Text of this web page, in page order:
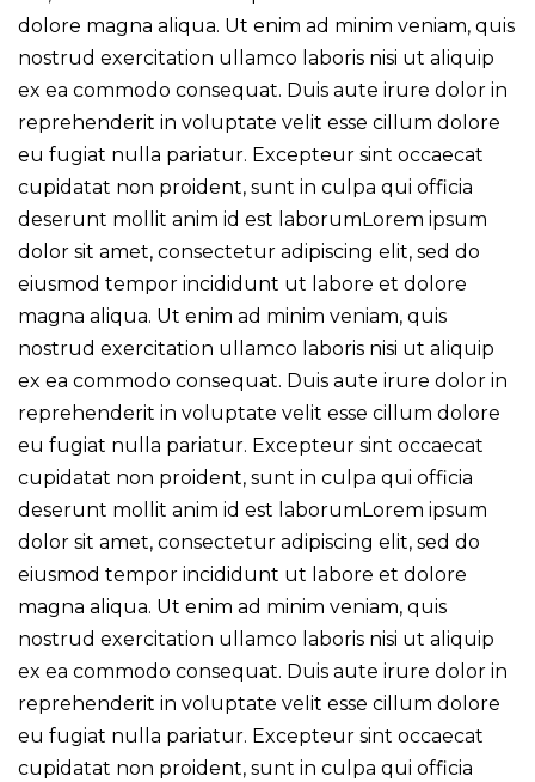
dolore magna aliqua. Ut enim ad minim veniam, quis
nostrud exercitation ullamco laboris nisi ut aliquip
ex ea commodo consequat. Duis aute irure dolor in
reprehenderit in voluptate velit esse cillum dolore
eu fugiat nulla pariatur. Excepteur sint occaecat
cupidatat non proident, sunt in culpa qui officia
deserunt mollit anim id est laborumLorem ipsum
dolor sit amet, consectetur adipiscing elit, sed do
eiusmod tempor incididunt ut labore et dolore
magna aliqua. Ut enim ad minim veniam, quis
nostrud exercitation ullamco laboris nisi ut aliquip
ex ea commodo consequat. Duis aute irure dolor in
reprehenderit in voluptate velit esse cillum dolore
eu fugiat nulla pariatur. Excepteur sint occaecat
cupidatat non proident, sunt in culpa qui officia
deserunt mollit anim id est laborumLorem ipsum
dolor sit amet, consectetur adipiscing elit, sed do
eiusmod tempor incididunt ut labore et dolore
magna aliqua. Ut enim ad minim veniam, quis
nostrud exercitation ullamco laboris nisi ut aliquip
ex ea commodo consequat. Duis aute irure dolor in
reprehenderit in voluptate velit esse cillum dolore
eu fugiat nulla pariatur. Excepteur sint occaecat
cupidatat non proident, sunt in culpa qui officia